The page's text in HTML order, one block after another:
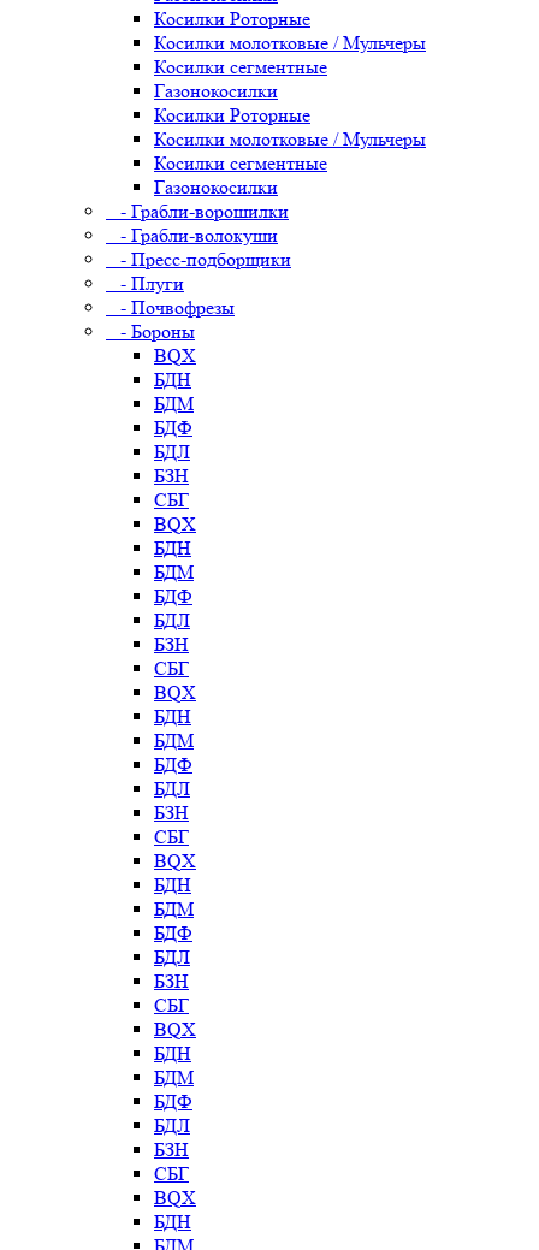
Косилки Роторные
Косилки молотковые / Мульчеры
Косилки сегментные
Газонокосилки
Косилки Роторные
Косилки молотковые / Мульчеры
Косилки сегментные
Газонокосилки
- Грабли-ворошилки
- Грабли-волокуши
- Пресс-подборщики
- Плуги
- Почвофрезы
- Бороны
BQX
БДН
БДМ
БДФ
БДЛ
БЗН
СБГ
BQX
БДН
БДМ
БДФ
БДЛ
БЗН
СБГ
BQX
БДН
БДМ
БДФ
БДЛ
БЗН
СБГ
BQX
БДН
БДМ
БДФ
БДЛ
БЗН
СБГ
BQX
БДН
БДМ
БДФ
БДЛ
БЗН
СБГ
BQX
БДН